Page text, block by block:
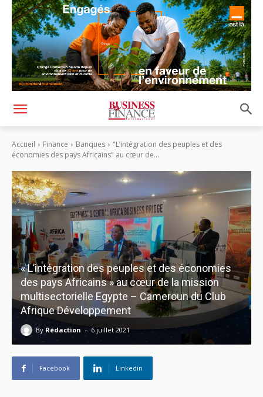
Accueil Finance Banques
"L’intégration des peuples et des
économies des pays Africains" au cœur de...
« L’intégration des peuples et des économies
des pays Africains » au cœur de la mission
multisectorielle Egypte – Cameroun du Club
Afrique Développement
By Rédaction - 6 juillet 2021
Facebook Linkedin